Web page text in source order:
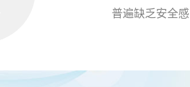
普遍缺乏安全感